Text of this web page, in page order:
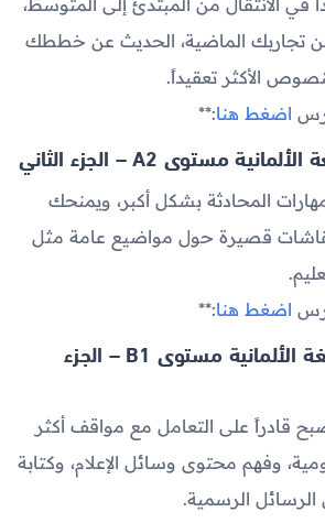
في الانتقال من المبتدئ إلى المتوسط،
تجاربك الماضية، الحديث عن خططك
الأكثر تعقيداً.
اضغط هنا:**
المحادثة بشكل أكبر، ويمنحك
قصيرة حول مواضيع عامة مثل
اضغط هنا:**
6- كورس تعلم اللغة الألمانية مستوى B1 – الجزء
قادراً على التعامل مع مواقف أكثر
وفهم محتوى وسائل الإعلام، وكتابة
الرسمية.